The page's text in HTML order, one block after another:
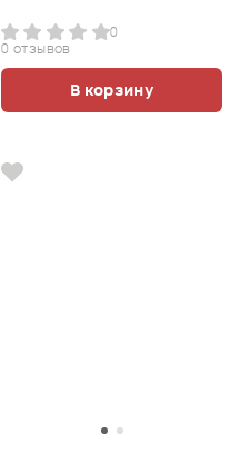
0
0 отзывов
В корзину